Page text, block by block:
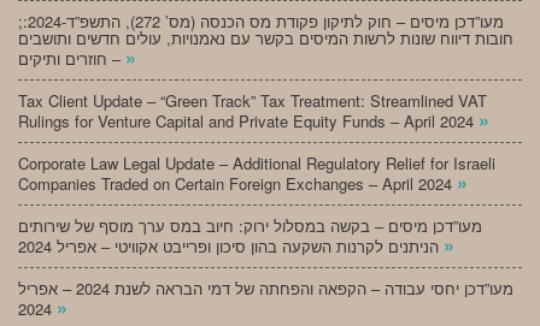
;מעו”דכן מיסים – חוק לתיקון פקודת מס הכנסה (מס’ 272), התשפ”ד-2024:
חובות דיווח שונות לרשות המיסים בקשר עם נאמנויות, עולים חדשים ותושבים
חוזרים ותיקים – »
Tax Client Update – “Green Track” Tax Treatment: Streamlined VAT
Rulings for Venture Capital and Private Equity Funds – April 2024 »
Corporate Law Legal Update – Additional Regulatory Relief for Israeli
Companies Traded on Certain Foreign Exchanges – April 2024 »
מעו”דכן מיסים – בקשה במסלול ירוק: חיוב במס ערך מוסף של שירותים
»
מעו”דכן יחסי עבודה – הקפאה והפחתה של דמי הבראה לשנת 2024 – אפריל
»